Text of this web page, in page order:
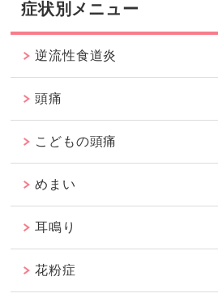
症状別メニュー
逆流性食道炎
頭痛
こどもの頭痛
めまい
耳鳴り
花粉症